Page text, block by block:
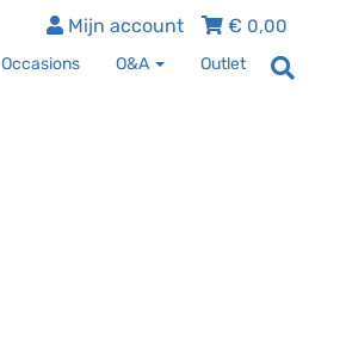
€ 0,00
Mijn account
Occasions O&A Outlet